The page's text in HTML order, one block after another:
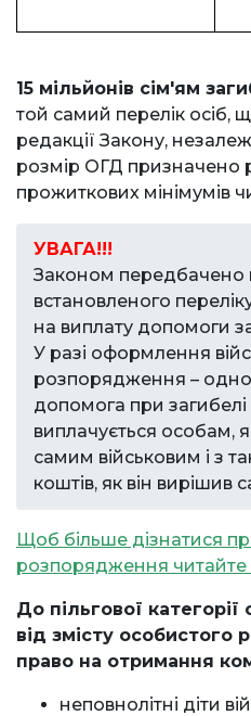
15 мільйонів сім'ям
той самий перелік осіб,
редакції Закону,
розмір ОГД призначено
прожиткових мінімумів
УВАГА!!!
Законом передбачено
встановленого
на виплату допомоги
У разі оформлення
розпорядження –
допомога при
виплачується особам,
самим військовим і з
коштів, як він вирішив
Щоб більше дізнатися
розпорядження читайте
До пільгової категорії
від змісту
право на отримання
неповнолітні діти